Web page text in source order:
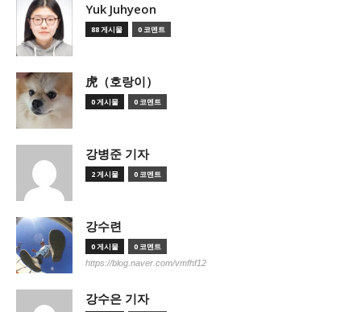
Yuk Juhyeon
88 게시물 0 코멘트
虎（호랑이）
0 게시물 0 코멘트
강병준 기자
2 게시물 0 코멘트
강수련
0 게시물 0 코멘트
https://blog.naver.com/vmfhf12
강수은 기자